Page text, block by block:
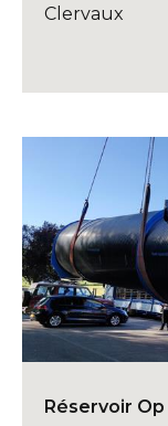
Clervaux
Réservoir